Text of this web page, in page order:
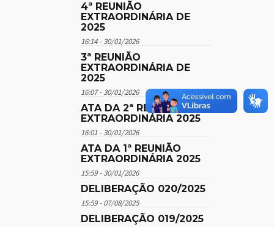
4ª REUNIÃO
EXTRAORDINÁRIA DE
2025
16:14 - 30/01/2026
3ª REUNIÃO
EXTRAORDINÁRIA DE
2025
16:07 - 30/01/2026
ATA DA 2ª REUNIÃO
EXTRAORDINÁRIA 2025
16:01 - 30/01/2026
ATA DA 1ª REUNIÃO
EXTRAORDINÁRIA 2025
15:59 - 30/01/2026
DELIBERAÇÃO 020/2025
15:59 - 07/08/2025
DELIBERAÇÃO 019/2025